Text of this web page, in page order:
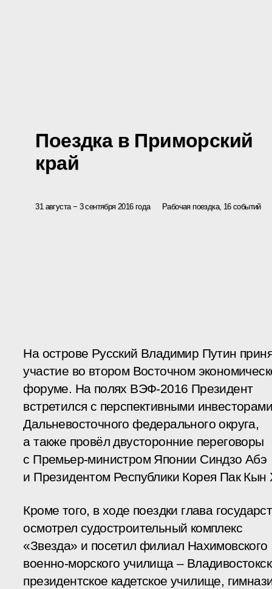
Поездка в Приморский
край
31 августа − 3 сентября 2016 года Рабочая поездка, 16 событий
На острове Русский Владимир Путин
участие во втором Восточном
форуме. На полях ВЭФ-2016 Президент
встретился с перспективными инвесторами
Дальневосточного федерального округа,
а также провёл двусторонние переговоры
с Премьер-министром Японии Синдзо Абэ
и Президентом Республики Корея Пак Кын
Кроме того, в ходе поездки глава
осмотрел судостроительный комплекс
«Звезда» и посетил филиал Нахимовского
военно-морского училища –
президентское кадетское училище,